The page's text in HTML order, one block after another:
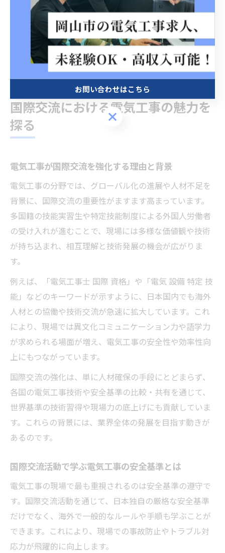
現場での成功例として、技能実習から特定技能に移行
し、管理職にステップアップした外国人技術者も増えて
います。このような実践的なキャリアパスは、将来の安
定と自己実現につながるでしょう。
国際交流における電気工事の魅力を
探る
電気工事が国際交流を強化する理由と背景
電気工事の分野では、グローバル化の進展や人材不足を
背景に、国際交流の重要性がますます高まっています。
多国籍の技能実習生や特定技能制度による外国人労働者
の受け入れが進むことで、現場には多様な価値観や技術
が持ち込まれ、相互理解と技術発展の機会が広がりま
す。
例えば、「電気工事士 国際 資格」や「電気 設備 特定 技
能」などのキーワードが示すように、日本国内でも海外
人材との協働や技術交流が急速に拡大しています。これ
により、現場では異文化コミュニケーション力や語学力
が求められる場面が増え、電気工事の安全性や効率性向
上にもつながっています。
国際交流の強化は、単に人材確保の手段にとどまらず、
各国の電気工事技術や安全基準の比較・共有を通じて、
世界基準の技術習得や現場力の底上げにも貢献していま
す。これらの背景には、業界全体の発展を目指す動きが
あるのです。
国際交流活動で学ぶ電気工事の安全基準とは
電気工事の現場で最も重視されるのは安全基準の遵守で
す。国際交流活動を通じて、日本独自の厳格な安全基準
だけでなく、海外で一般的なルールや手順も学ぶことが
できます。これにより、現場での事故防止やトラブル対
応力が飛躍的に向上します。
お問い合わせはこちら
お問い合わせはこちら